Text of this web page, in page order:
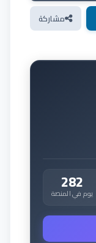
مشاركة
282
يوم في المنصة